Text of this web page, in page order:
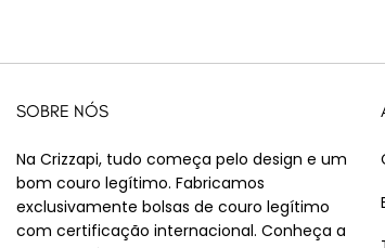
SOBRE NÓS
Na Crizzapi, tudo começa pelo design e um
bom couro legítimo. Fabricamos
exclusivamente bolsas de couro legítimo
com certificação internacional. Conheça a